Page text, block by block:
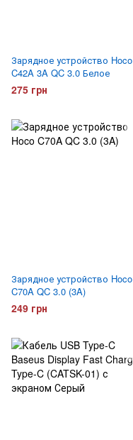
Зарядное устройство Hoco
C42A 3A QC 3.0 Белое
275 грн
Зарядное устройство Hoco
C70A QC 3.0 (3A)
249 грн